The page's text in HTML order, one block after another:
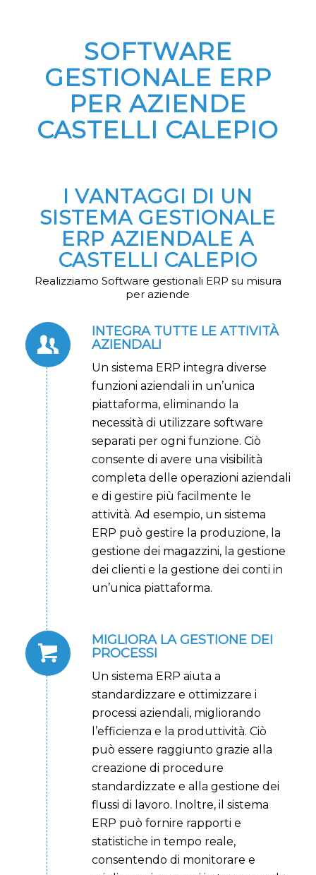
SOFTWARE
GESTIONALE ERP
PER AZIENDE
CASTELLI CALEPIO
I VANTAGGI DI UN
SISTEMA GESTIONALE
ERP AZIENDALE A
CASTELLI CALEPIO
Realizziamo Software gestionali ERP su misura
per aziende
INTEGRA TUTTE LE ATTIVITÀ
AZIENDALI
Un sistema ERP integra diverse
funzioni aziendali in un’unica
piattaforma, eliminando la
necessità di utilizzare software
separati per ogni funzione. Ciò
consente di avere una visibilità
completa delle operazioni aziendali
e di gestire più facilmente le
attività. Ad esempio, un sistema
ERP può gestire la produzione, la
gestione dei magazzini, la gestione
dei clienti e la gestione dei conti in
un’unica piattaforma.
MIGLIORA LA GESTIONE DEI
PROCESSI
Un sistema ERP aiuta a
standardizzare e ottimizzare i
processi aziendali, migliorando
l’efficienza e la produttività. Ciò
può essere raggiunto grazie alla
creazione di procedure
standardizzate e alla gestione dei
flussi di lavoro. Inoltre, il sistema
ERP può fornire rapporti e
statistiche in tempo reale,
consentendo di monitorare e